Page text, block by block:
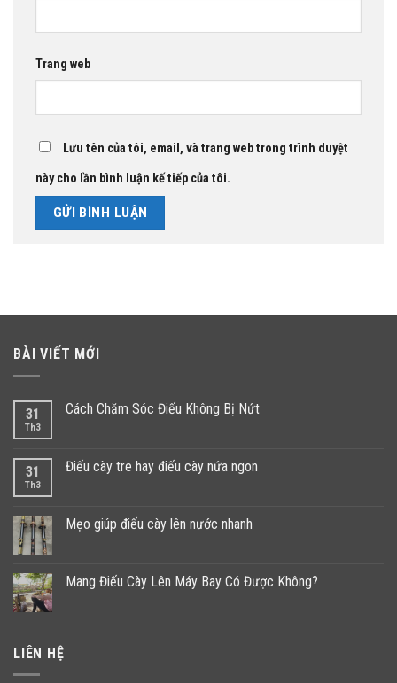
Trang web
Lưu tên của tôi, email, và trang web trong trình duyệt
này cho lần bình luận kế tiếp của tôi.
BÀI VIẾT MỚI
31
Th3
Cách Chăm Sóc Điếu Không Bị Nứt
31
Th3
Điếu cày tre hay điếu cày nứa ngon
Mẹo giúp điếu cày lên nước nhanh
Mang Điếu Cày Lên Máy Bay Có Được Không?
LIÊN HỆ